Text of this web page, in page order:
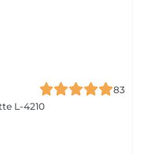
83
L-4210